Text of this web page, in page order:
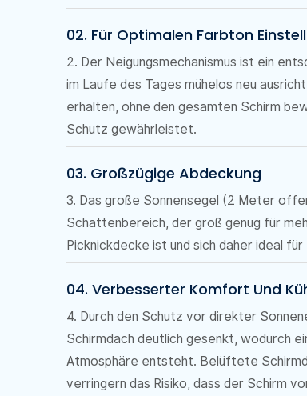
02. Für Optimalen Farbton
2. Der Neigungsmechanismus ist ein
im Laufe des Tages mühelos neu
erhalten, ohne den gesamten Schirm
Schutz gewährleistet.
03. Großzügige Abdeckung
3. Das große Sonnensegel (2 Meter
Schattenbereich, der groß genug für
Picknickdecke ist und sich daher ideal
04. Verbesserter Komfort Und
4. Durch den Schutz vor direkter
Schirmdach deutlich gesenkt, wodurch
Atmosphäre entsteht. Belüftete
verringern das Risiko, dass der Schirm